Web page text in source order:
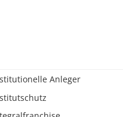
Anleger